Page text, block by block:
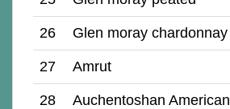
26 Glen moray chardonnay
27 Amrut
28
Auchentoshan American